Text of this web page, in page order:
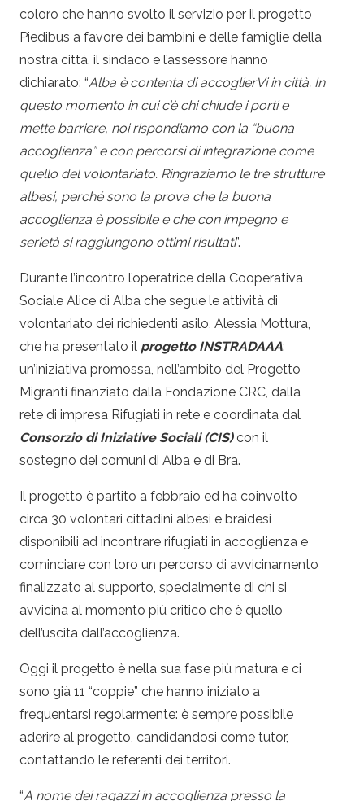
coloro che hanno svolto il servizio per il progetto
Piedibus a favore dei bambini e delle famiglie della
nostra città, il sindaco e l’assessore hanno
dichiarato: “Alba è contenta di accoglierVi in città. In
questo momento in cui c’è chi chiude i porti e
mette barriere, noi rispondiamo con la “buona
accoglienza” e con percorsi di integrazione come
quello del volontariato. Ringraziamo le tre strutture
albesi, perché sono la prova che la buona
accoglienza è possibile e che con impegno e
serietà si raggiungono ottimi risultati”.
Durante l’incontro l’operatrice della Cooperativa
Sociale Alice di Alba che segue le attività di
volontariato dei richiedenti asilo, Alessia Mottura,
che ha presentato il progetto INSTRADAAA:
un’iniziativa promossa, nell’ambito del Progetto
Migranti finanziato dalla Fondazione CRC, dalla
rete di impresa Rifugiati in rete e coordinata dal
Consorzio di Iniziative Sociali (CIS)con il
sostegno dei comuni di Alba e di Bra.
Il progetto è partito a febbraio ed ha coinvolto
circa 30 volontari cittadini albesi e braidesi
disponibili ad incontrare rifugiati in accoglienza e
cominciare con loro un percorso di avvicinamento
finalizzato al supporto, specialmente di chi si
avvicina al momento più critico che è quello
dell’uscita dall’accoglienza.
Oggi il progetto è nella sua fase più matura e ci
sono già 11 “coppie” che hanno iniziato a
frequentarsi regolarmente: è sempre possibile
aderire al progetto, candidandosi come tutor,
contattando le referenti dei territori.
“A nome dei ragazzi in accoglienza presso la